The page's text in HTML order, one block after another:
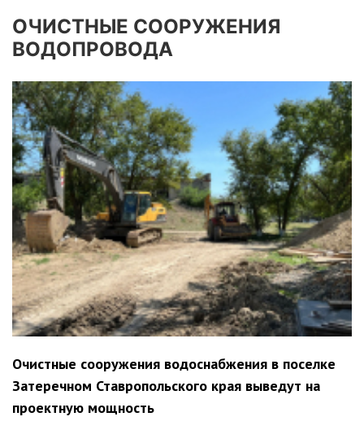
ОЧИСТНЫЕ СООРУЖЕНИЯ
ВОДОПРОВОДА
Очистные сооружения водоснабжения в поселке
Затеречном Ставропольского края выведут на
проектную мощность